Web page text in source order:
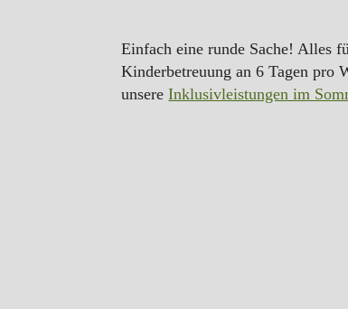
Einfach eine runde Sache! Alles
Kinderbetreuung an 6 Tagen pro
unsereInklusivleistungen im